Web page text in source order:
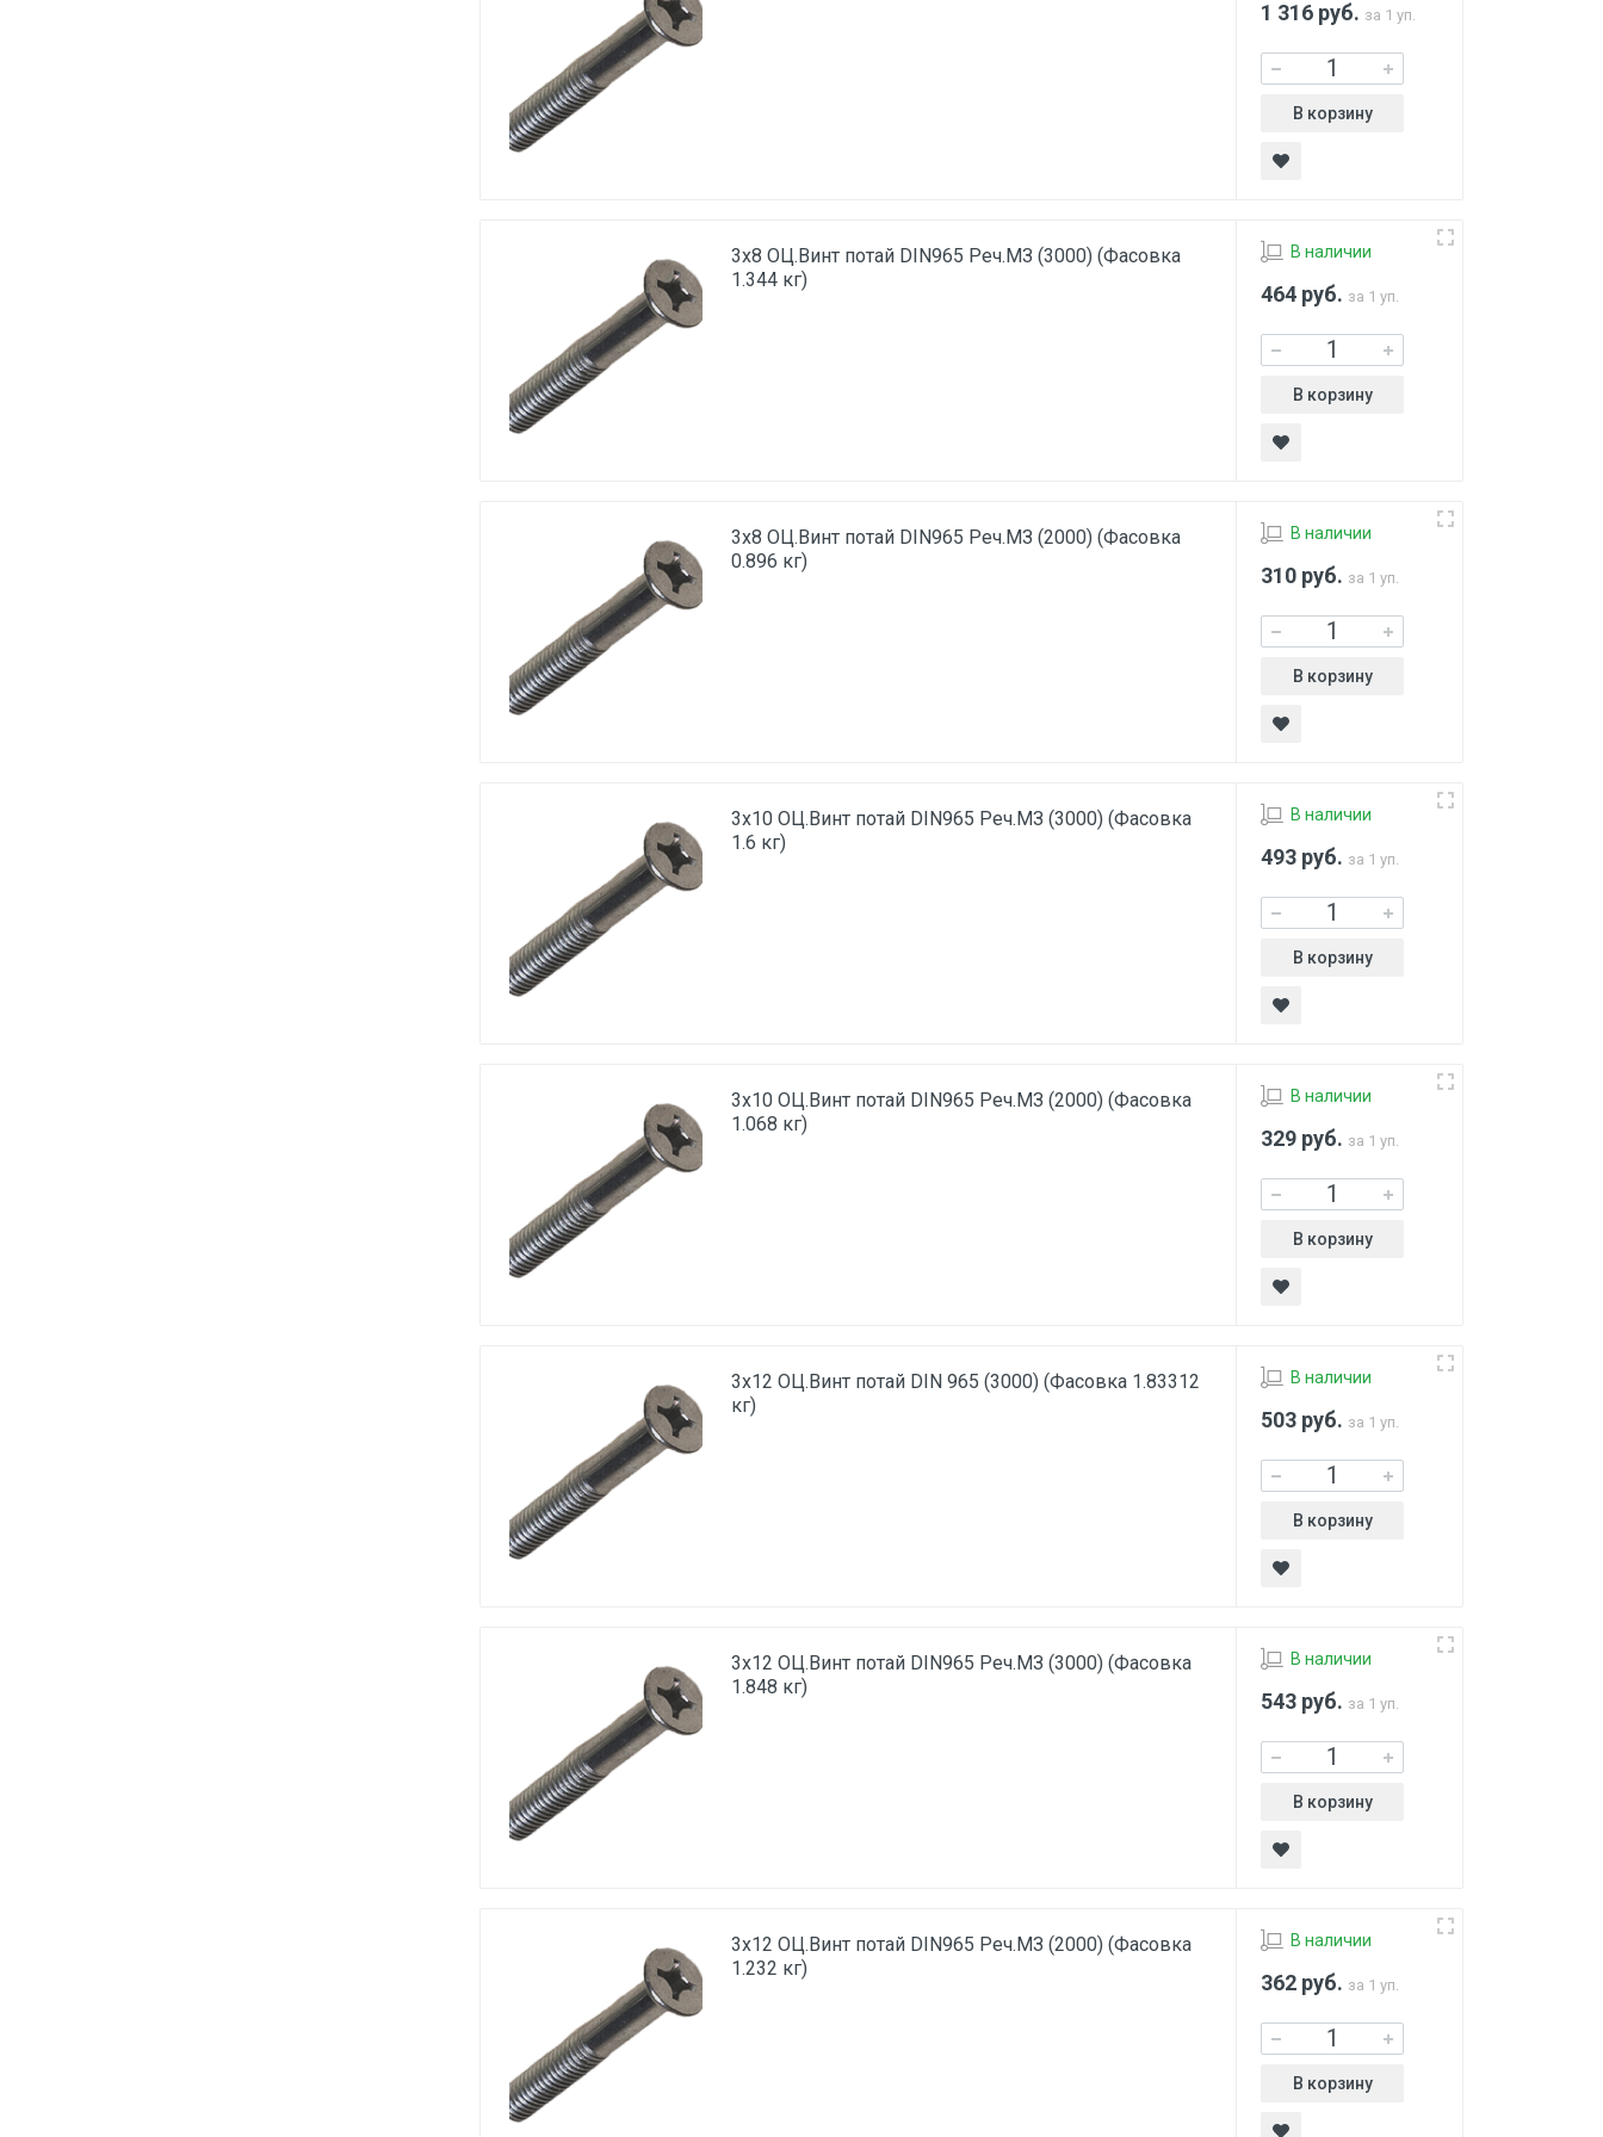
1 316 руб. за 1 уп.
В корзину
3х8 ОЦ.Винт потай DIN965 Реч.МЗ (3000) (Фасовка
1.344 кг)
В наличии
464 руб. за 1 уп.
В корзину
3х8 ОЦ.Винт потай DIN965 Реч.МЗ (2000) (Фасовка
0.896 кг)
В наличии
310 руб. за 1 уп.
В корзину
3х10 ОЦ.Винт потай DIN965 Реч.МЗ (3000) (Фасовка
1.6 кг)
В наличии
493 руб. за 1 уп.
В корзину
3х10 ОЦ.Винт потай DIN965 Реч.МЗ (2000) (Фасовка
1.068 кг)
В наличии
329 руб. за 1 уп.
В корзину
3х12 ОЦ.Винт потай DIN 965 (3000) (Фасовка 1.83312
кг)
В наличии
503 руб. за 1 уп.
В корзину
3х12 ОЦ.Винт потай DIN965 Реч.МЗ (3000) (Фасовка
1.848 кг)
В наличии
543 руб. за 1 уп.
В корзину
3х12 ОЦ.Винт потай DIN965 Реч.МЗ (2000) (Фасовка
1.232 кг)
В наличии
362 руб. за 1 уп.
В корзину